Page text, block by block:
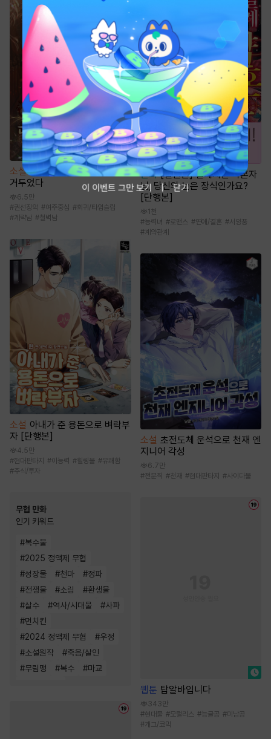
소설 중생 후 다섯 명의 권신을
거두었다
6.5만
#권선징악 #여주중심 #회귀/타임슬립
# 계략남 #철벽남
소설 아내가 준 용돈으로 벼락부
자 [단행본]
4.5만
#현대판타지 #이능력 # 힐링물 #유쾌함
#주식/투자
무협 만화
인기 키워드
#복수물
#2025 정액제 무협
#성장물 #천마 #정파
#전쟁물 #소림 #환생물
#살수 #역사/시대물 #사파
#먼치킨
#2024 정액제 무협 #우정
#소설원작 #죽음/살인
#무림맹 #복수 #마교
만화 [일권만] 실례지만 약혼자
님, 당신의 눈은 장식인가요?
[단행본]
1천
#능력녀 #로맨스 #연애/결혼 #서양풍
#계약관계
소설 초전도체 운석으로 천재 엔
지니어 각성
6.7만
#전문직 #천재 #현대판타지 #사이다물
웹툰 탑알바입니다
343만
#현대물 #모럴리스 #능글공 #미남공
#개그/코믹
이 이벤트 그만 보기 닫기